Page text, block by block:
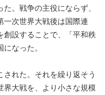
。戦争の主役にならず、
一次世界大戦後は国際連
創設することで、「平和秩
なった。
れた。それを繰り返そう
界大戦を、より小さな規模